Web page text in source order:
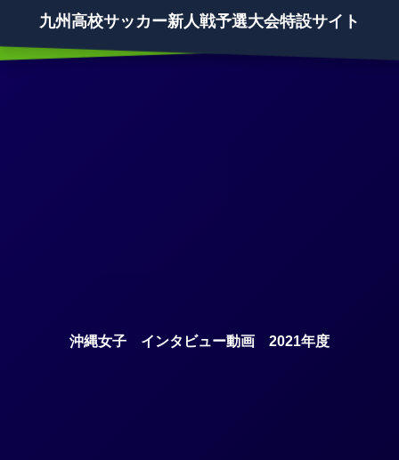
九州高校サッカー新人戦予選大会特設サイト
沖縄女子 インタビュー動画 2021年度